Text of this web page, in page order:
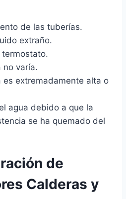
de las tuberías.
extraño.
termostato.
no varía.
es extremadamente alta o
agua debido a que la
se ha quemado del
de
Calderas y